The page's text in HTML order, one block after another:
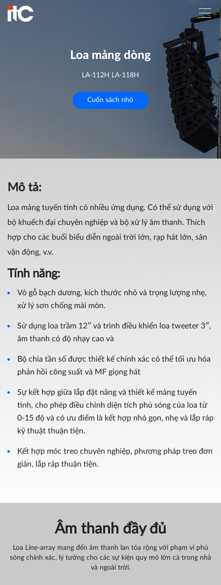
Loa mảng dòng
LA-112H LA-118H
Cuốn sách nhỏ
Mô tả:
Loa mảng tuyến tính có nhiều ứng dụng. Có thể sử dụng với
bộ khuếch đại chuyên nghiệp và bộ xử lý âm thanh. Thích
hợp cho các buổi biểu diễn ngoài trời lớn, rạp hát lớn, sân
vận động, v.v.
Tính năng:
Vỏ gỗ bạch dương, kích thước nhỏ và trọng lượng nhẹ,
xử lý sơn chống mài mòn.
Sử dụng loa trầm 12″ và trình điều khiển loa tweeter 3″,
âm thanh có độ nhạy cao và
Bộ chia tần số được thiết kế chính xác có thể tối ưu hóa
phản hồi công suất và MF giọng hát
Sự kết hợp giữa lắp đặt nâng và thiết kế mảng tuyến
tính, cho phép điều chỉnh diện tích phủ sóng của loa từ
0-15 độ và có ưu điểm là kết hợp nhỏ gọn, nhẹ và lắp ráp
kỹ thuật thuận tiện.
Kết hợp móc treo chuyên nghiệp, phương pháp treo đơn
giản, lắp ráp thuận tiện.
Âm thanh đầy đủ
Loa Line-array mang đến âm thanh lan tỏa rộng với phạm vi phủ
sóng chính xác, lý tưởng cho các sự kiện quy mô lớn cả trong nhà
và ngoài trời.